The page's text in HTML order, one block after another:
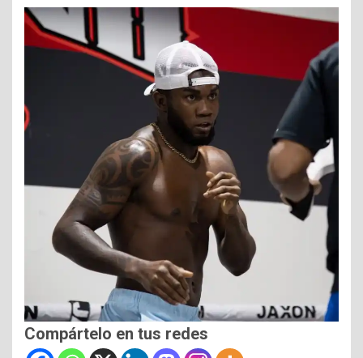
Compártelo en tus redes